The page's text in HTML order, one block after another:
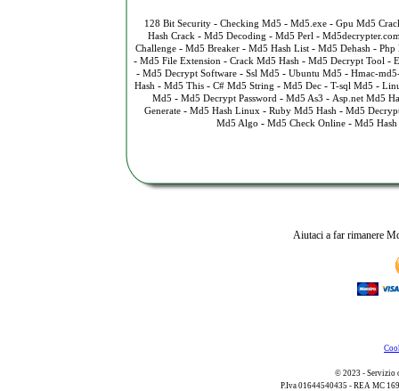
128 Bit Security - Checking Md5 - Md5.exe - Gpu Md5
Hash Crack - Md5 Decoding - Md5 Perl -
Challenge- Md5 Breaker- Md5 Hash List- Md5 Dehash - Php
- Md5 File Extension - Crack Md5 Hash - Md5 Decrypt Tool -
- Md5 Decrypt Software - Ssl Md5 - Ubuntu Md5 - Hmac-
Hash - Md5 This- C# Md5 String - Md5 Dec- T-sql Md5 -
Md5 - Md5 Decrypt Password - Md5 As3 - Asp.net Md5
Generate- Md5 Hash Linux - Ruby Md5 Hash - Md5
Md5 Algo - Md5 Check Online- Md5 Hash
Aiutaci a far rimanere
© 2023 - Servizio
P.Iva 01644540435 - REA MC